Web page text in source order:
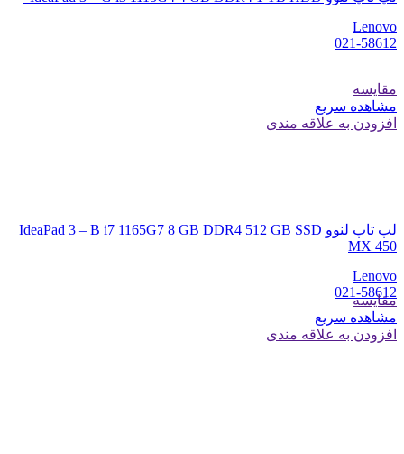
Lenovo
021-58612
مقایسه
مشاهده سریع
افزودن به علاقه مندی
لپ تاپ لنوو IdeaPad 3 – B i7 1165G7 8 GB DDR4 512 GB SSD
MX 450
Lenovo
021-58612
مقایسه
مشاهده سریع
افزودن به علاقه مندی